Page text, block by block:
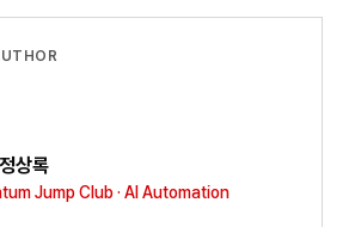
상록
Jump Club · AI Automation